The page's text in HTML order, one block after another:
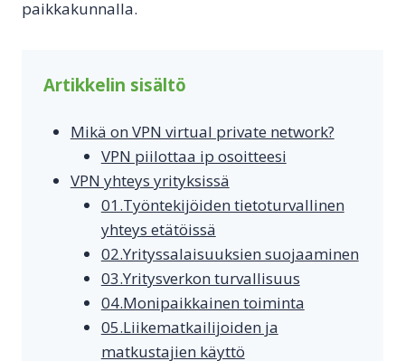
paikkakunnalla.
Artikkelin sisältö
Mikä on VPN virtual private network?
VPN piilottaa ip osoitteesi
VPN yhteys yrityksissä
01.Työntekijöiden tietoturvallinen
yhteys etätöissä
02.Yrityssalaisuuksien suojaaminen
03.Yritysverkon turvallisuus
04.Monipaikkainen toiminta
05.Liikematkailijoiden ja
matkustajien käyttö